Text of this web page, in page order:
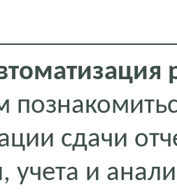
сдачи
учета и